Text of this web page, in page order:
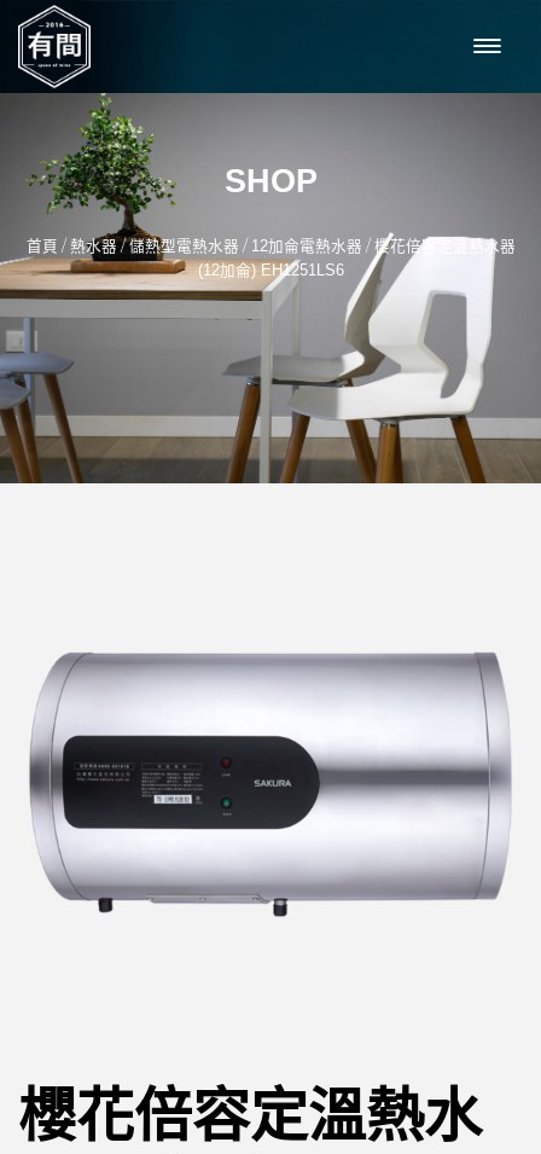
SHOP
首頁 / 熱水器/儲熱型電熱水器 / 12加侖電熱水器 / 櫻花倍容定溫熱水器
(12加侖) EH1251LS6
櫻花倍容定溫熱水